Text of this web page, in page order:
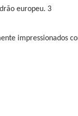
impressionados